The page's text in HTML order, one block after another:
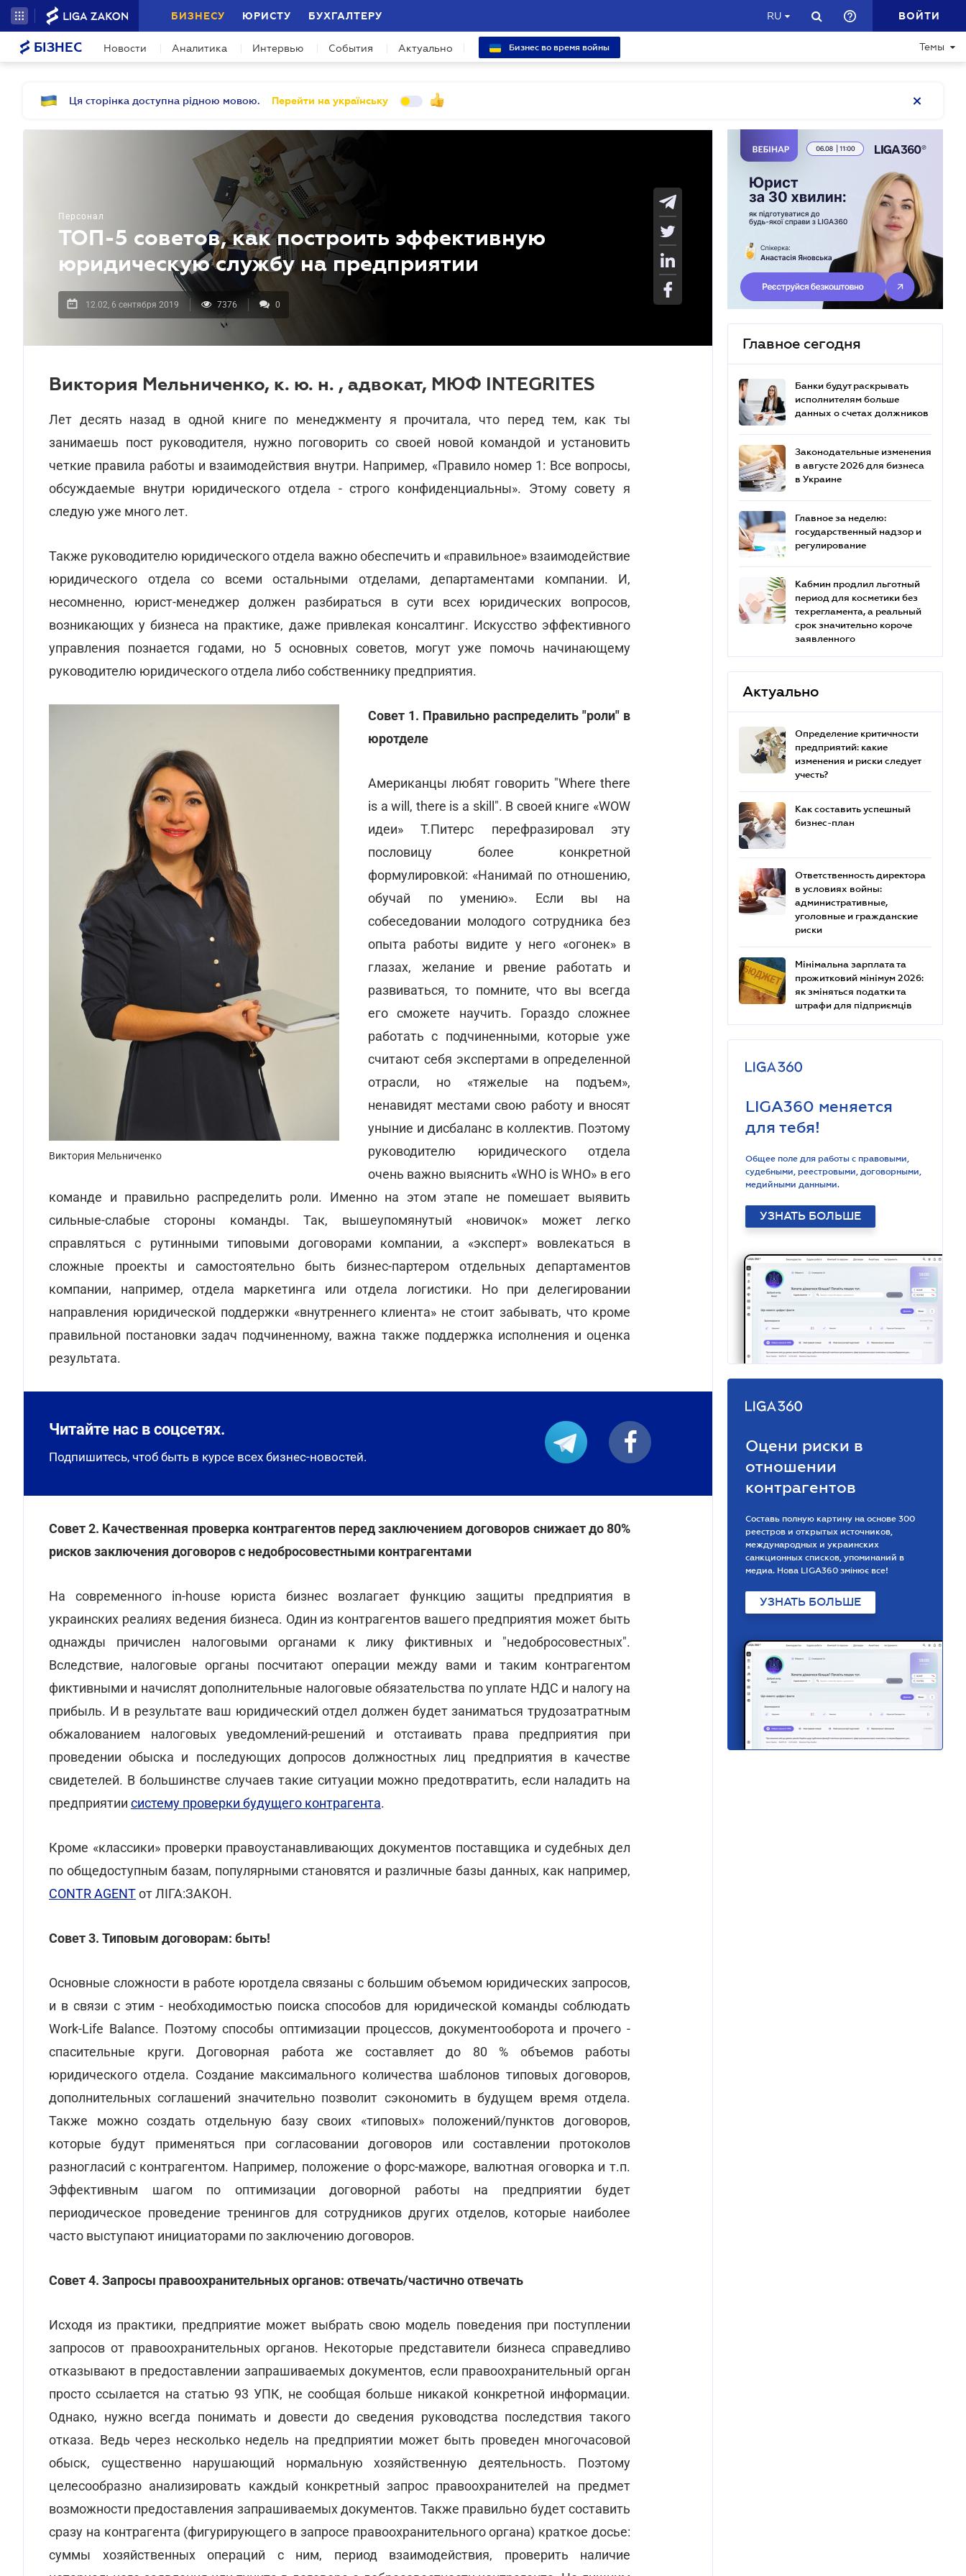
БИЗНЕСУ ЮРИСТУ БУХГАЛТЕРУ RU ВОЙТИ
БІЗНЕС Новости Аналитика Интервью События Актуально Бизнес во время войны Темы
Ця сторінка доступна рідною мовою. Перейти на українську
Персонал
ТОП-5 советов, как построить эффективную
юридическую службу на предприятии
12.02, 6 сентября 2019 7376 0
Виктория Мельниченко, к. ю. н. , адвокат, МЮФ INTEGRITES
Лет десять назад в одной книге по менеджменту я прочитала, что перед тем, как ты
занимаешь пост руководителя, нужно поговорить со своей новой командой и установить
четкие правила работы и взаимодействия внутри. Например, «Правило номер 1: Все вопросы,
обсуждаемые внутри юридического отдела - строго конфиденциальны». Этому совету я
следую уже много лет.
Также руководителю юридического отдела важно обеспечить и «правильное» взаимодействие
юридического отдела со всеми остальными отделами, департаментами компании. И,
несомненно, юрист-менеджер должен разбираться в сути всех юридических вопросов,
возникающих у бизнеса на практике, даже привлекая консалтинг. Искусство эффективного
управления познается годами, но 5 основных советов, могут уже помочь начинающему
руководителю юридического отдела либо собственнику предприятия.
Виктория Мельниченко
Совет 1. Правильно распределить "роли" в
юротделе
Американцы любят говорить "Where there
is a will, there is a skill". В своей книге «WOW
идеи» Т.Питерс перефразировал эту
пословицу более конкретной
формулировкой: «Нанимай по отношению,
обучай по умению». Если вы на
собеседовании молодого сотрудника без
опыта работы видите у него «огонек» в
глазах, желание и рвение работать и
развиваться, то помните, что вы всегда
его сможете научить. Гораздо сложнее
работать с подчиненными, которые уже
считают себя экспертами в определенной
отрасли, но «тяжелые на подъем»,
ненавидят местами свою работу и вносят
уныние и дисбаланс в коллектив. Поэтому
руководителю юридического отдела
очень важно выяснить «WHO is WHO» в его
команде и правильно распределить роли. Именно на этом этапе не помешает выявить
сильные-слабые стороны команды. Так, вышеупомянутый «новичок» может легко
справляться с рутинными типовыми договорами компании, а «эксперт» вовлекаться в
сложные проекты и самостоятельно быть бизнес-партером отдельных департаментов
компании, например, отдела маркетинга или отдела логистики. Но при делегировании
направления юридической поддержки «внутреннего клиента» не стоит забывать, что кроме
правильной постановки задач подчиненному, важна также поддержка исполнения и оценка
результата.
Читайте нас в соцсетях.
Подпишитесь, чтоб быть в курсе всех бизнес-новостей.
Совет 2. Качественная проверка контрагентов перед заключением договоров снижает до 80%
рисков заключения договоров с недобросовестными контрагентами
На современного in-house юриста бизнес возлагает функцию защиты предприятия в
украинских реалиях ведения бизнеса. Один из контрагентов вашего предприятия может быть
однажды причислен налоговыми органами к лику фиктивных и "недобросовестных".
Вследствие, налоговые органы посчитают операции между вами и таким контрагентом
фиктивными и начислят дополнительные налоговые обязательства по уплате НДС и налогу на
прибыль. И в результате ваш юридический отдел должен будет заниматься трудозатратным
обжалованием налоговых уведомлений-решений и отстаивать права предприятия при
проведении обыска и последующих допросов должностных лиц предприятия в качестве
свидетелей. В большинстве случаев такие ситуации можно предотвратить, если наладить на
предприятии систему проверки будущего контрагента.
Кроме «классики» проверки правоустанавливающих документов поставщика и судебных дел
по общедоступным базам, популярными становятся и различные базы данных, как например,
CONTR AGENTот ЛІГА:ЗАКОН.
Совет 3. Типовым договорам: быть!
Основные сложности в работе юротдела связаны с большим объемом юридических запросов,
и в связи с этим - необходимостью поиска способов для юридической команды соблюдать
Work-Life Balance. Поэтому способы оптимизации процессов, документооборота и прочего -
спасительные круги. Договорная работа же составляет до 80 % объемов работы
юридического отдела. Создание максимального количества шаблонов типовых договоров,
дополнительных соглашений значительно позволит сэкономить в будущем время отдела.
Также можно создать отдельную базу своих «типовых» положений/пунктов договоров,
которые будут применяться при согласовании договоров или составлении протоколов
разногласий с контрагентом. Например, положение о форс-мажоре, валютная оговорка и т.п.
Эффективным шагом по оптимизации договорной работы на предприятии будет
периодическое проведение тренингов для сотрудников других отделов, которые наиболее
часто выступают инициаторами по заключению договоров.
Совет 4. Запросы правоохранительных органов: отвечать/частично отвечать
Исходя из практики, предприятие может выбрать свою модель поведения при поступлении
запросов от правоохранительных органов. Некоторые представители бизнеса справедливо
отказывают в предоставлении запрашиваемых документов, если правоохранительный орган
просто ссылается на статью 93 УПК, не сообщая больше никакой конкретной информации.
Однако, нужно всегда понимать и довести до сведения руководства последствия такого
отказа. Ведь через несколько недель на предприятии может быть проведен многочасовой
обыск, существенно нарушающий нормальную хозяйственную деятельность. Поэтому
целесообразно анализировать каждый конкретный запрос правоохранителей на предмет
возможности предоставления запрашиваемых документов. Также правильно будет составить
сразу на контрагента (фигурирующего в запросе правоохранительного органа) краткое досье:
суммы хозяйственных операций с ним, период взаимодействия, проверить наличие
Главное сегодня
Банки будут раскрывать
исполнителям больше
данных о счетах должников
Законодательные изменения
в августе 2026 для бизнеса
в Украине
Главное за неделю:
государственный надзор и
регулирование
Кабмин продлил льготный
период для косметики без
техрегламента, а реальный
срок значительно короче
заявленного
Актуально
Определение критичности
предприятий: какие
изменения и риски следует
учесть?
Как составить успешный
бизнес-план
Ответственность директора
в условиях войны:
административные,
уголовные и гражданские
риски
Мінімальна зарплата та
прожитковий мінімум 2026:
як зміняться податки та
штрафи для підприємців
LIGA360 меняется
для тебя!
Общее поле для работы с правовыми,
судебными, реестровыми, договорными,
медийными данными.
УЗНАТЬ БОЛЬШЕ
Оцени риски в
отношении
контрагентов
Составь полную картину на основе 300
реестров и открытых источников,
международных и украинских
санкционных списков, упоминаний в
медиа. Нова LIGA360 змінює все!
УЗНАТЬ БОЛЬШЕ